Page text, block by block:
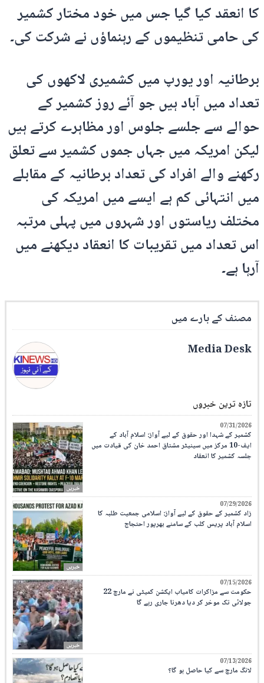
کا انعقد کیا گیا جس میں خود مختار کشمیر
کی حامی تنظیموں کے رہنماؤں نے شرکت کی۔
برطانیہ اور یورپ میں کشمیری لاکھوں کی
تعداد میں آباد ہیں جو آئے روز کشمیر کے
حوالے سے جلسے جلوس اور مظاہرے کرتے ہیں
لیکن امریکہ میں جہاں جموں کشمیر سے تعلق
رکھنے والے افراد کی تعداد برطانیہ کے مقابلے
میں انتہائی کم ہے ایسے میں امریکہ کی
مختلف ریاستوں اور شہروں میں پہلی مرتبہ
اس تعداد میں تقریبات کا انعقاد دیکھنے میں
آرہا ہے۔
مصنف کے بارے میں
Media Desk
تازہ ترین خبروں
خبریں
07/31/2026
کشمیر کے شہدا اور حقوق کے لیے آواز: اسلام آباد کے
ایف-10 مرکز میں سینیٹر مشتاق احمد خان کی قیادت میں
جلسہ کشمیر کا انعقاد
خبریں
07/29/2026
زاد کشمیر کے حقوق کے لیے آواز: اسلامی جمعیت طلبہ کا
اسلام آباد پریس کلب کے سامنے بھرپور احتجاج
خبریں
07/15/2026
حکومت سے مزاکرات کامیاب ایکشن کمیٹی نے مارچ 22
جولائی تک موخر کر دیا دھرنا جاری رہے گا
07/13/2026
لانگ مارچ سے کیا حاصل ہو گا؟